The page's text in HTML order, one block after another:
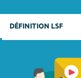
DÉFINITION LSF